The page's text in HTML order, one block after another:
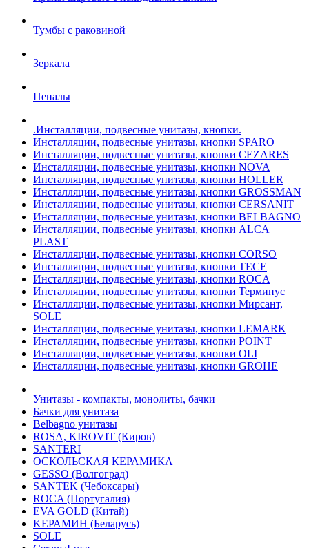
Тумбы с раковиной
Зеркала
Пеналы
.Инсталляции, подвесные унитазы, кнопки.
Инсталляции, подвесные унитазы, кнопки SPARO
Инсталляции, подвесные унитазы, кнопки CEZARES
Инсталляции, подвесные унитазы, кнопки NOVA
Инсталляции, подвесные унитазы, кнопки HOLLER
Инсталляции, подвесные унитазы, кнопки GROSSMAN
Инсталляции, подвесные унитазы, кнопки CERSANIT
Инсталляции, подвесные унитазы, кнопки BELBAGNO
Инсталляции, подвесные унитазы, кнопки ALCA
PLAST
Инсталляции, подвесные унитазы, кнопки CORSO
Инсталляции, подвесные унитазы, кнопки TECE
Инсталляции, подвесные унитазы, кнопки ROCA
Инсталляции, подвесные унитазы, кнопки Терминус
Инсталляции, подвесные унитазы, кнопки Мирсант,
SOLE
Инсталляции, подвесные унитазы, кнопки LEMARK
Инсталляции, подвесные унитазы, кнопки POINT
Инсталляции, подвесные унитазы, кнопки OLI
Инсталляции, подвесные унитазы, кнопки GROHE
Унитазы - компакты, монолиты, бачки
Бачки для унитаза
Belbagno унитазы
ROSA, KIROVIT (Киров)
SANTERI
ОСКОЛЬСКАЯ КЕРАМИКА
GESSO (Волгоград)
SANTEK (Чебоксары)
ROCA (Португалия)
EVA GOLD (Китай)
KЕРАМИН (Беларусь)
SOLE